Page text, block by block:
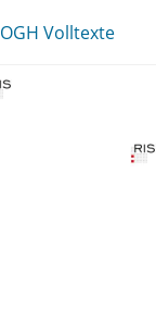
OGH Volltexte